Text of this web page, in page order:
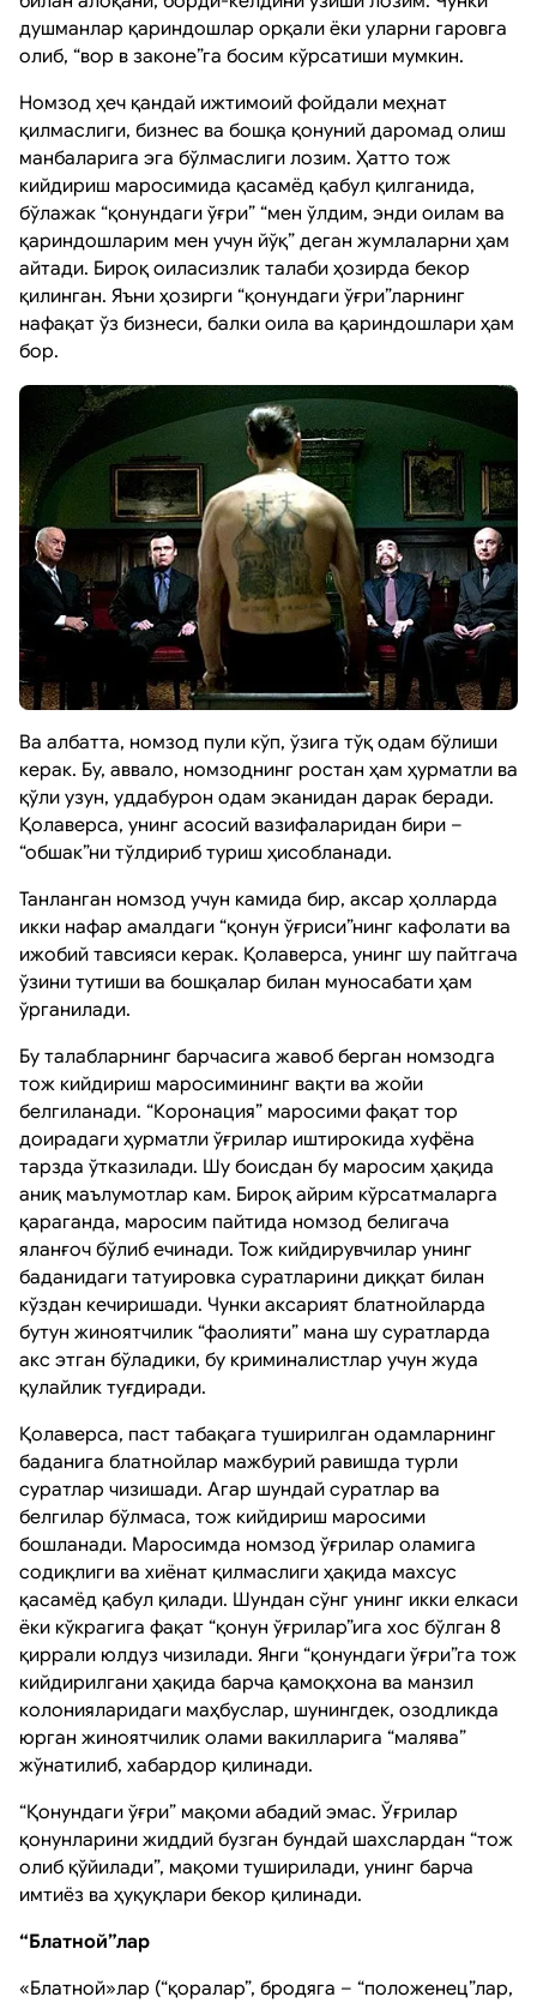
душманлар қариндошлар орқали ёки уларни гаровга
олиб, “вор в законе”га босим кўрсатиши мумкин.
Номзод ҳеч қандай ижтимоий фойдали меҳнат
қилмаслиги, бизнес ва бошқа қонуний даромад олиш
манбаларига эга бўлмаслиги лозим. Ҳатто тож
кийдириш маросимида қасамёд қабул қилганида,
бўлажак “қонундаги ўғри” “мен ўлдим, энди оилам ва
қариндошларим мен учун йўқ” деган жумлаларни ҳам
айтади. Бироқ оиласизлик талаби ҳозирда бекор
қилинган. Яъни ҳозирги “қонундаги ўғри”ларнинг
нафақат ўз бизнеси, балки оила ва қариндошлари ҳам
бор.
Ва албатта, номзод пули кўп, ўзига тўқ одам бўлиши
керак. Бу, аввало, номзоднинг ростан ҳам ҳурматли ва
қўли узун, уддабурон одам эканидан дарак беради.
Қолаверса, унинг асосий вазифаларидан бири –
“обшак”ни тўлдириб туриш ҳисобланади.
Танланган номзод учун камида бир, аксар ҳолларда
икки нафар амалдаги “қонун ўғриси”нинг кафолати ва
ижобий тавсияси керак. Қолаверса, унинг шу пайтгача
ўзини тутиши ва бошқалар билан муносабати ҳам
ўрганилади.
Бу талабларнинг барчасига жавоб берган номзодга
тож кийдириш маросимининг вақти ва жойи
белгиланади. “Коронация” маросими фақат тор
доирадаги ҳурматли ўғрилар иштирокида хуфёна
тарзда ўтказилади. Шу боисдан бу маросим ҳақида
аниқ маълумотлар кам. Бироқ айрим кўрсатмаларга
қараганда, маросим пайтида номзод белигача
яланғоч бўлиб ечинади. Тож кийдирувчилар унинг
баданидаги татуировка суратларини диққат билан
кўздан кечиришади. Чунки аксарият блатнойларда
бутун жиноятчилик “фаолияти” мана шу суратларда
акс этган бўладики, бу криминалистлар учун жуда
қулайлик туғдиради.
Қолаверса, паст табақага туширилган одамларнинг
баданига блатнойлар мажбурий равишда турли
суратлар чизишади. Агар шундай суратлар ва
белгилар бўлмаса, тож кийдириш маросими
бошланади. Маросимда номзод ўғрилар оламига
содиқлиги ва хиёнат қилмаслиги ҳақида махсус
қасамёд қабул қилади. Шундан сўнг унинг икки елкаси
ёки кўкрагига фақат “қонун ўғрилар”ига хос бўлган 8
қиррали юлдуз чизилади. Янги “қонундаги ўғри”га тож
кийдирилгани ҳақида барча қамоқхона ва манзил
колонияларидаги маҳбуслар, шунингдек, озодликда
юрган жиноятчилик олами вакилларига “малява”
жўнатилиб, хабардор қилинади.
“Қонундаги ўғри” мақоми абадий эмас. Ўғрилар
қонунларини жиддий бузган бундай шахслардан “тож
олиб қўйилади”, мақоми туширилади, унинг барча
имтиёз ва ҳуқуқлари бекор қилинади.
“Блатной”лар
«Блатной»лар (“қоралар”, бродяга – “положенец”лар,